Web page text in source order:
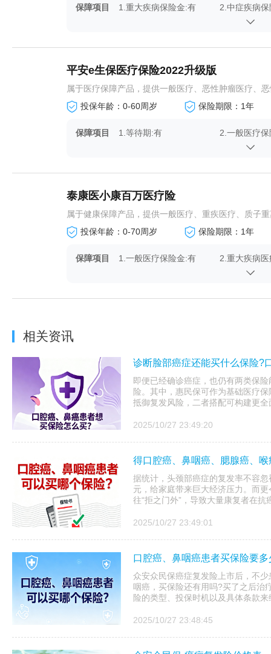
保障项目 1.重大疾病保险金:有
2.中症疾病
5.重疾扩展
平安e生保医疗保险2022升级版
属于医疗保障产品，提供一般医疗、恶性肿瘤医疗、
投保年龄：0-60周岁
保险期限：1年
保障项目 1.等待期:有
2.一般医疗
泰康医小康百万医疗险
属于健康保障产品，提供一般医疗、重疾医疗、质子
投保年龄：0-70周岁
保险期限：1年
保障项目 1.一般医疗保险金:有 2.重大疾病
相关资讯
诊断脸部癌症还能买什么保险?
即便已经确诊癌症，也仍有两类保
险。其中，惠民保可作为基础医疗
抵御复发风险，二者搭配可构建更
2025/10/27 23:49:20
得口腔癌、鼻咽癌、腮腺癌、
据统计，头颈部癌症的复发率不容
元，给家庭带来巨大经济压力。而
往“拒之门外”，导致大量康复者在抗
2025/10/27 23:49:01
口腔癌、鼻咽癌患者买保险要
众安众民保癌症复发险上市后，不
咽癌，买保险还有用吗?买了之后治
险的类型、投保时机以及具体条款
2025/10/27 23:48:45